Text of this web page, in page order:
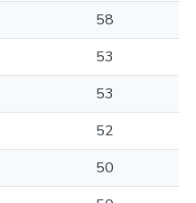
58
53
53
52
50